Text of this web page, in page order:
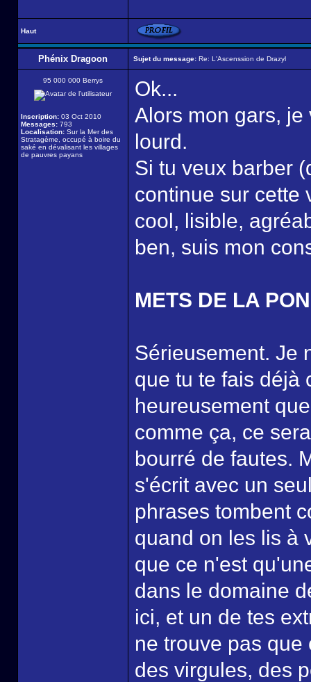
Haut
Phénix Dragoon Sujet du message: Re: L'Ascenssion de Drazyl
95 000 000 Berrys
Inscription: 03 Oct 2010
Messages: 793
Localisation: Sur la Mer des
Stratagème, occupé à boire du
saké en dévalisant les villages
de pauvres payans
Ok...
Alors mon gars, je
lourd.
Si tu veux barber
continue sur cette
cool, lisible,
ben, suis mon
METS DE LA
Sérieusement. Je
que tu te fais déjà
heureusement
comme ça, ce
bourré de fautes.
s'écrit avec un
phrases tombent
quand on les lis à
que ce n'est
dans le domaine
ici, et un de tes
ne trouve pas
des virgules, des